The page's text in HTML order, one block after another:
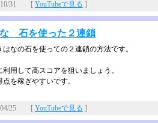
10/31 [ YouTubeで見る ]
石を使った２連鎖
なの石を使っての２連鎖の方法です。
用して高スコアを狙いましょう。
を稼ぎやすいです。
04/25 [ YouTubeで見る ]